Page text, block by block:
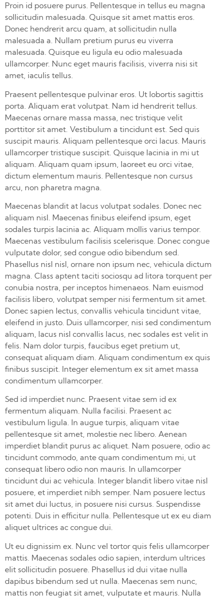
Proin id posuere purus. Pellentesque in tellus eu magna
sollicitudin malesuada. Quisque sit amet mattis eros.
Donec hendrerit arcu quam, at sollicitudin nulla
malesuada a. Nullam pretium purus eu viverra
malesuada. Quisque eu ligula eu odio malesuada
ullamcorper. Nunc eget mauris facilisis, viverra nisi sit
amet, iaculis tellus.
Praesent pellentesque pulvinar eros. Ut lobortis sagittis
porta. Aliquam erat volutpat. Nam id hendrerit tellus.
Maecenas ornare massa massa, nec tristique velit
porttitor sit amet. Vestibulum a tincidunt est. Sed quis
suscipit mauris. Aliquam pellentesque orci lacus. Mauris
ullamcorper tristique suscipit. Quisque lacinia in mi ut
aliquam. Aliquam quam ipsum, laoreet eu orci vitae,
dictum elementum mauris. Pellentesque non cursus
arcu, non pharetra magna.
Maecenas blandit at lacus volutpat sodales. Donec nec
aliquam nisl. Maecenas finibus eleifend ipsum, eget
sodales turpis lacinia ac. Aliquam mollis varius tempor.
Maecenas vestibulum facilisis scelerisque. Donec congue
vulputate dolor, sed congue odio bibendum sed.
Phasellus nisl nisl, ornare non ipsum nec, vehicula dictum
magna. Class aptent taciti sociosqu ad litora torquent per
conubia nostra, per inceptos himenaeos. Nam euismod
facilisis libero, volutpat semper nisi fermentum sit amet.
Donec sapien lectus, convallis vehicula tincidunt vitae,
eleifend in justo. Duis ullamcorper, nisi sed condimentum
aliquam, lacus nisl convallis lacus, nec sodales est velit in
felis. Nam dolor turpis, faucibus eget pretium ut,
consequat aliquam diam. Aliquam condimentum ex quis
finibus suscipit. Integer elementum ex sit amet massa
condimentum ullamcorper.
Sed id imperdiet nunc. Praesent vitae sem id ex
fermentum aliquam. Nulla facilisi. Praesent ac
vestibulum ligula. In augue turpis, aliquam vitae
pellentesque sit amet, molestie nec libero. Aenean
imperdiet blandit purus ac aliquet. Nam posuere, odio ac
tincidunt commodo, ante quam condimentum mi, ut
consequat libero odio non mauris. In ullamcorper
tincidunt dui ac vehicula. Integer blandit libero vitae nisl
posuere, et imperdiet nibh semper. Nam posuere lectus
sit amet dui luctus, in posuere nisi cursus. Suspendisse
potenti. Duis in efficitur nulla. Pellentesque ut ex eu diam
aliquet ultrices ac congue dui.
Ut eu dignissim ex. Nunc vel tortor quis felis ullamcorper
mattis. Maecenas sodales odio sapien, interdum ultrices
elit sollicitudin posuere. Phasellus id dui vitae nulla
dapibus bibendum sed ut nulla. Maecenas sem nunc,
mattis non feugiat sit amet, vulputate et mauris. Nulla